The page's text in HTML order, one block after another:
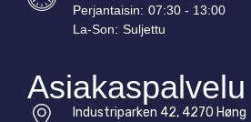
Perjantaisin: 07:30 - 13:00
La-Son: Suljettu
Asiakaspalvelu
Industriparken 42, 4270 Høng